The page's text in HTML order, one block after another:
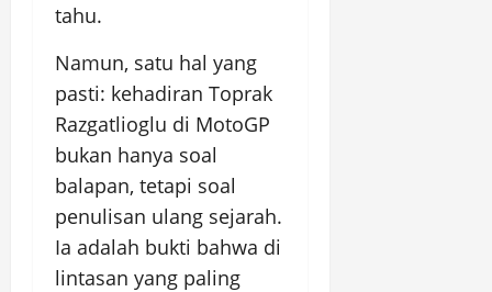
tahu.
Namun, satu hal yang
pasti: kehadiran Toprak
Razgatlioglu di MotoGP
bukan hanya soal
balapan, tetapi soal
penulisan ulang sejarah.
Ia adalah bukti bahwa di
lintasan yang paling